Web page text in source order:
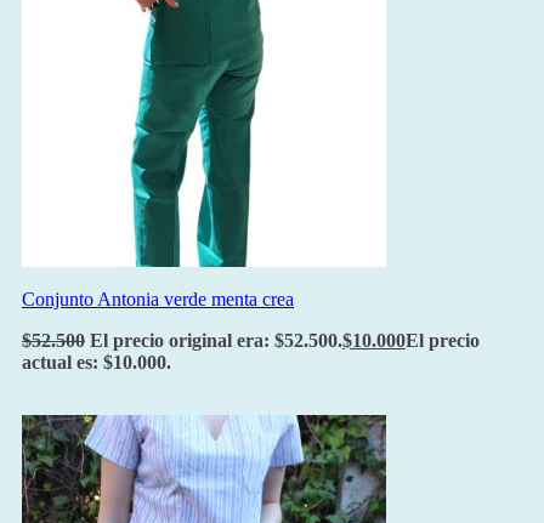
Conjunto Antonia verde menta crea
$52.500 El precio original era: $52.500.$10.000El precio
actual es: $10.000.